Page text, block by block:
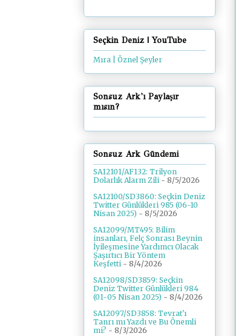
Seçkin Deniz | YouTube
Mıra | Öznel Şeyler
Sonsuz Ark'ı Paylaşır
mısın?
Sonsuz Ark Gündemi
SA12101/AF132: Trilyon
Dolarlık Alarm Zili - 8/5/2026
SA12100/SD3860: Seçkin Deniz
Twitter Günlükleri 985 (06-10
Nisan 2025) - 8/5/2026
SA12099/MT495: Bilim
insanları, Felç Sonrası Beynin
İyileşmesine Yardımcı Olacak
Şaşırtıcı Bir Yöntem
Keşfetti - 8/4/2026
SA12098/SD3859: Seçkin
Deniz Twitter Günlükleri 984
(01-05 Nisan 2025) - 8/4/2026
SA12097/SD3858: Tevrat'ı
Tanrı mı Yazdı ve Bu Önemli
mi? - 8/3/2026